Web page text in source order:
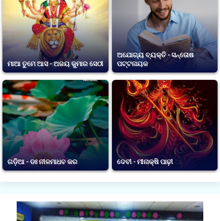
ମାଆ ତୁମେ ଆସ - ଅଜୟ କୁମାର ସେଠୀ
ଅଯୋଗ୍ୟ ବ୍ୟକ୍ତି - ସନ୍ତୋଷ
ପଟ୍ଟନାୟକ
ଗଡ଼ିଆ - ଡଃ ନୀଳମାଧବ କର ଦେବୀ - ମୀନାକ୍ଷି ପାଢ଼ୀ